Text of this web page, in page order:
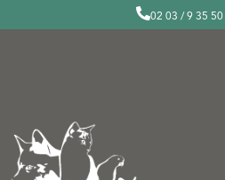
02 03 / 9 35